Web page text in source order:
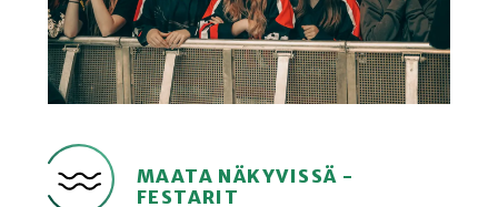
MAATA NÄKYVISSÄ -
FESTARIT